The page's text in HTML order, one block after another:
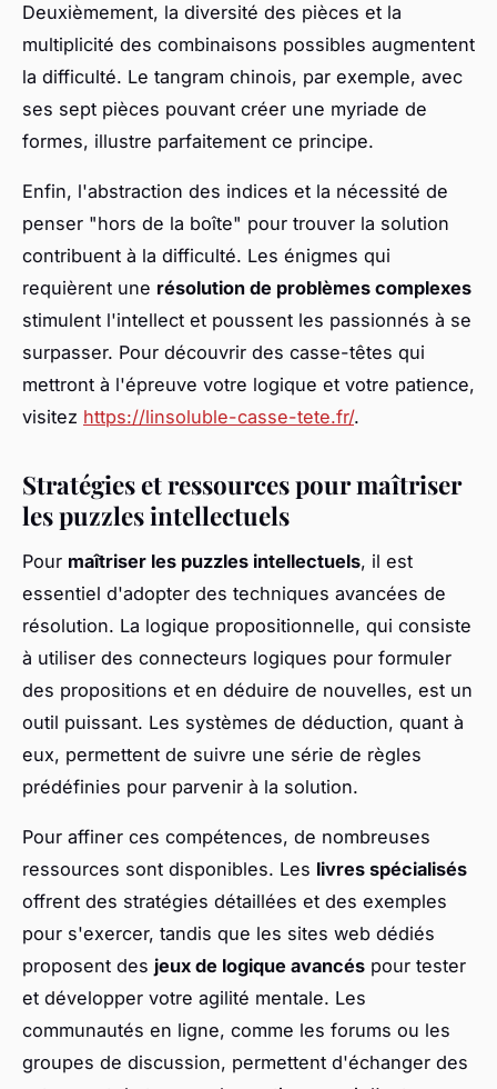
Deuxièmement, la diversité des pièces et la
multiplicité des combinaisons possibles augmentent
la difficulté. Le tangram chinois, par exemple, avec
ses sept pièces pouvant créer une myriade de
formes, illustre parfaitement ce principe.
Enfin, l'abstraction des indices et la nécessité de
penser "hors de la boîte" pour trouver la solution
contribuent à la difficulté. Les énigmes qui
requièrent une résolution de problèmes complexes
stimulent l'intellect et poussent les passionnés à se
surpasser. Pour découvrir des casse-têtes qui
mettront à l'épreuve votre logique et votre patience,
visitez https://linsoluble-casse-tete.fr/.
Stratégies et ressources pour maîtriser
les puzzles intellectuels
Pour maîtriser les puzzles intellectuels, il est
essentiel d'adopter des techniques avancées de
résolution. La logique propositionnelle, qui consiste
à utiliser des connecteurs logiques pour formuler
des propositions et en déduire de nouvelles, est un
outil puissant. Les systèmes de déduction, quant à
eux, permettent de suivre une série de règles
prédéfinies pour parvenir à la solution.
Pour affiner ces compétences, de nombreuses
ressources sont disponibles. Les livres spécialisés
offrent des stratégies détaillées et des exemples
pour s'exercer, tandis que les sites web dédiés
proposent des jeux de logique avancés pour tester
et développer votre agilité mentale. Les
communautés en ligne, comme les forums ou les
groupes de discussion, permettent d'échanger des